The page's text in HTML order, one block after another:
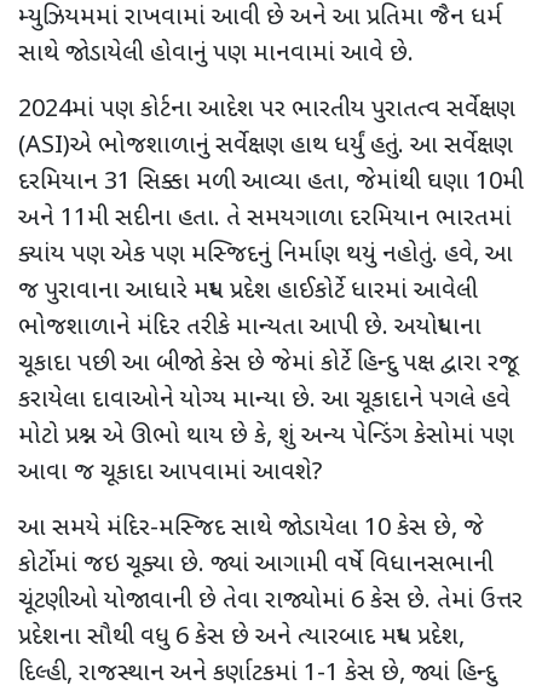
મ્યુઝિયમમાં રાખવામાં આવી છે અને આ પ્રતિમા જૈન ધર્મ
સાથે જોડાયેલી હોવાનું પણ માનવામાં આવે છે.
2024માં પણકોર્ટના આદેશ પર ભારતીય પુરાતત્વ સર્વેક્ષણ
(ASI)એ ભોજશાળાનું સર્વેક્ષણ હાથ ધર્યું હતું. આ સર્વેક્ષણ
દરમિયાન 31 સિક્કા મળી આવ્યા હતા, જેમાંથી ઘણા 10મી
અને 11મી સદીના હતા. તે સમયગાળા દરમિયાન ભારતમાં
ક્યાંય પણ એક પણ મસ્જિદનું નિર્માણ થયું નહોતું. હવે, આ
જ પુરાવાના આધારે મધ્ય પ્રદેશ હાઈકોર્ટે ધારમાં આવેલી
ભોજશાળાને મંદિર તરીકે માન્યતા આપી છે. અયોધ્યાના
ચૂકાદા પછીઆ બીજો કેસ છે જેમાં કોર્ટે હિન્દુ પક્ષ દ્વારા રજૂ
કરાયેલા દાવાઓને યોગ્ય માન્યા છે. આ ચૂકાદાને પગલે હવે
મોટો પ્રશ્ન એ ઊભો થાય છે કે, શું અન્ય પેન્ડિંગ કેસોમાં પણ
આવા જ ચૂકાદા આપવામાં આવશે?
આ સમયે મંદિર-મસ્જિદ સાથે જોડાયેલા 10 કેસ છે, જે
કોર્ટોમાં જઇ ચૂક્યા છે. જ્યાં આગામી વર્ષે વિધાનસભાની
ચૂંટણીઓ યોજાવાની છે તેવા રાજ્યોમાં 6 કેસ છે. તેમાં ઉત્તર
પ્રદેશના સૌથી વધુ 6 કેસ છે અને ત્યારબાદ મધ્ય પ્રદેશ,
દિલ્હી, રાજસ્થાન અને કર્ણાટકમાં 1-1 કેસ છે, જ્યાં હિન્દુ